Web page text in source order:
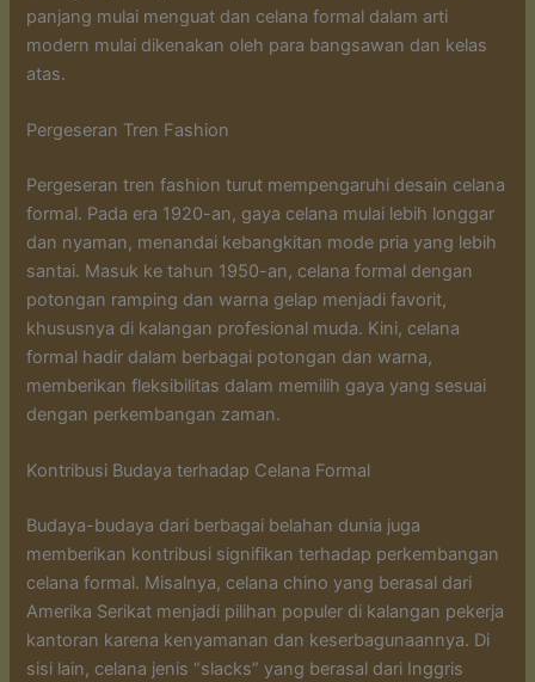
panjang mulai menguat dan celana formal dalam arti
modern mulai dikenakan oleh para bangsawan dan kelas
atas.
Pergeseran Tren Fashion
Pergeseran tren fashion turut mempengaruhi desain celana
formal. Pada era 1920-an, gaya celana mulai lebih longgar
dan nyaman, menandai kebangkitan mode pria yang lebih
santai. Masuk ke tahun 1950-an, celana formal dengan
potongan ramping dan warna gelap menjadi favorit,
khususnya di kalangan profesional muda. Kini, celana
formal hadir dalam berbagai potongan dan warna,
memberikan fleksibilitas dalam memilih gaya yang sesuai
dengan perkembangan zaman.
Kontribusi Budaya terhadap Celana Formal
Budaya-budaya dari berbagai belahan dunia juga
memberikan kontribusi signifikan terhadap perkembangan
celana formal. Misalnya, celana chino yang berasal dari
Amerika Serikat menjadi pilihan populer di kalangan pekerja
kantoran karena kenyamanan dan keserbagunaannya. Di
sisi lain, celana jenis “slacks” yang berasal dari Inggris